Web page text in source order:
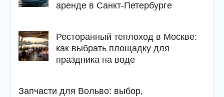
аренде в Санкт-Петербурге
Ресторанный теплоход в Москве:
как выбрать площадку для
праздника на воде
Запчасти для Вольво: выбор,